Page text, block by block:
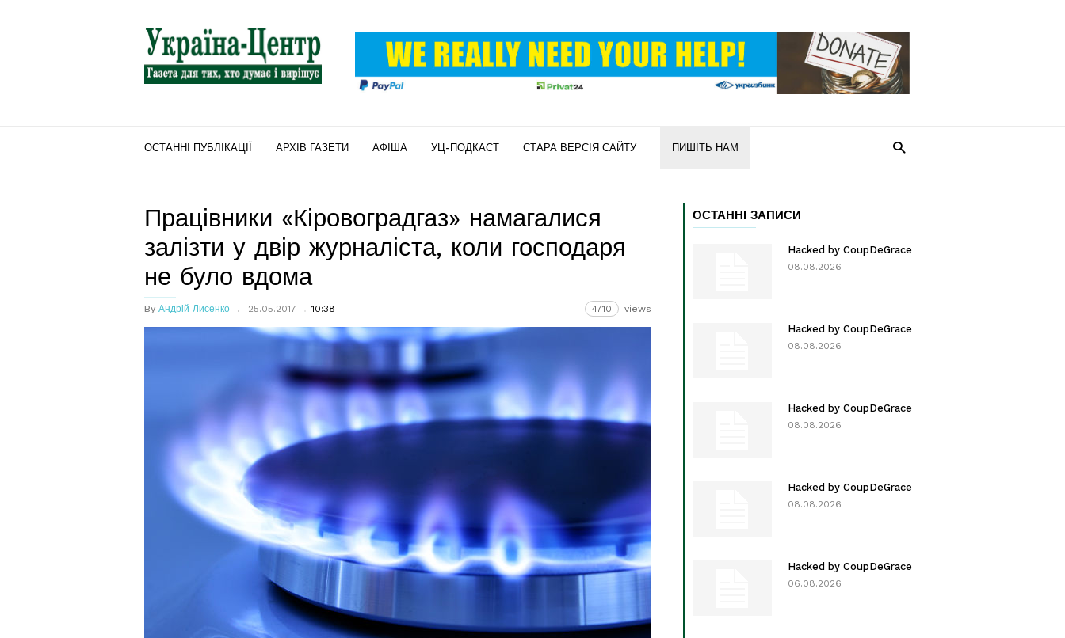
"Україна-
Центр"
ОСТАННІ ПУБЛІКАЦІЇ АРХІВ ГАЗЕТИ АФІША УЦ-ПОДКАСТ СТАРА ВЕРСІЯ САЙТУ ПИШІТЬ НАМ
Працівники «Кіровоградгаз» намагалися
залізти у двір журналіста, коли господаря
не було вдома
By Андрій Лисенко 25.05.2017 10:38 4710 views
ОСТАННІ ЗАПИСИ
Hacked by CoupDeGrace
08.08.2026
Hacked by CoupDeGrace
08.08.2026
Hacked by CoupDeGrace
08.08.2026
Hacked by CoupDeGrace
08.08.2026
Hacked by CoupDeGrace
06.08.2026